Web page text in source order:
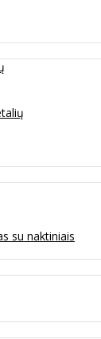
su naktiniais